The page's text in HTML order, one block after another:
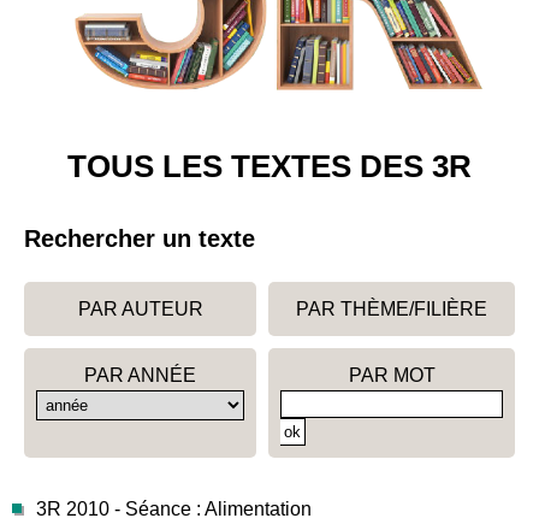
TOUS LES TEXTES DES 3R
Rechercher un texte
PAR AUTEUR PAR THÈME/FILIÈRE
PAR ANNÉE PAR MOT
3R 2010 - Séance : Alimentation